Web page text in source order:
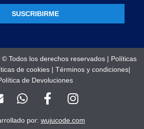
SUSCRIBIRME
Todos los derechos reservados | Políticas
de cookies | Términos y condiciones|
de Devoluciones
W
h
a
F
a
c
I
n
s
por: wujucode.com